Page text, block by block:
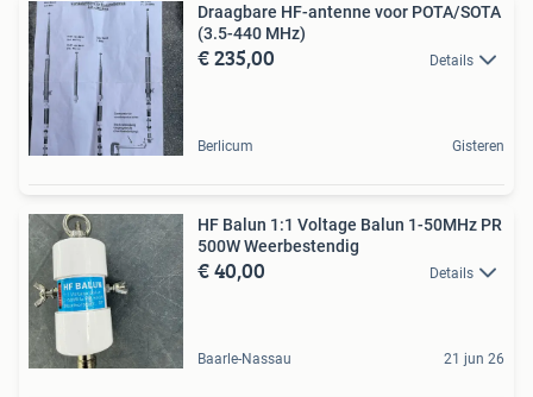
Draagbare HF-antenne voor POTA/SOTA
(3.5-440 MHz)
€ 235,00 Details
Berlicum Gisteren
HF Balun 1:1 Voltage Balun 1-50MHz PR
500W Weerbestendig
€ 40,00 Details
Baarle-Nassau 21 jun 26